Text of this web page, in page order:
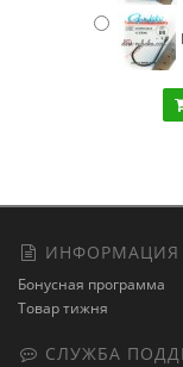
ИНФОРМАЦИЯ
Бонусная программа
Товар тижня
СЛУЖБА